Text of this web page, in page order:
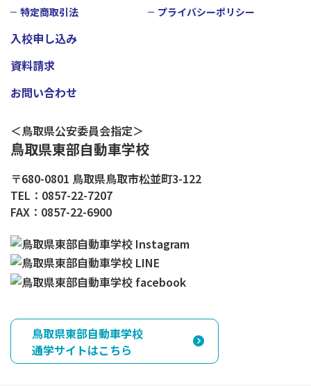
特定商取引法
プライバシーポリシー
入校申し込み
資料請求
お問い合わせ
＜鳥取県公安委員会指定＞
鳥取県東部自動車学校
〒680-0801 鳥取県鳥取市松並町3-122
TEL：0857-22-7207
FAX：0857-22-6900
鳥取県東部自動車学校
通学サイトはこちら